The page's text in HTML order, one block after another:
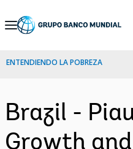
Skip
Navigation
ENTENDIENDO LA POBREZA
Brazil -
Growth